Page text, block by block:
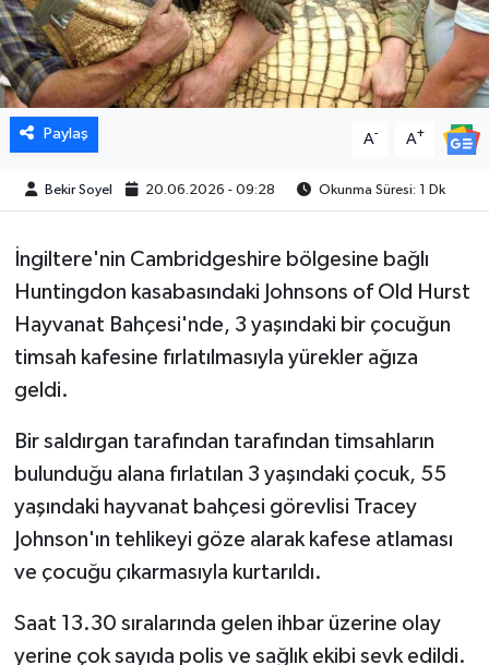
Paylaş A- A+
Bekir Soyel 20.06.2026 - 09:28 Okunma Süresi: 1 Dk
İngiltere'nin Cambridgeshire bölgesine bağlı
Huntingdon kasabasındaki Johnsons of Old Hurst
Hayvanat Bahçesi'nde, 3 yaşındaki bir çocuğun
timsah kafesine fırlatılmasıyla yürekler ağıza
geldi.
Bir saldırgan tarafından tarafından timsahların
bulunduğu alana fırlatılan 3 yaşındaki çocuk, 55
yaşındaki hayvanat bahçesi görevlisi Tracey
Johnson'ın tehlikeyi göze alarak kafese atlaması
ve çocuğu çıkarmasıyla kurtarıldı.
Saat 13.30 sıralarında gelen ihbar üzerine olay
yerine çok sayıda polis ve sağlık ekibi sevk edildi.